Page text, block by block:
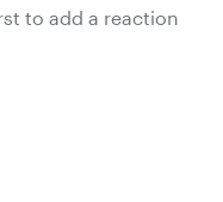
to add a reaction